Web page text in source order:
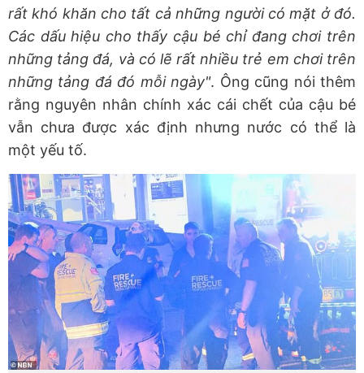
rất khó khăn cho tất cả những người có mặt ở đó.
Các dấu hiệu cho thấy cậu bé chỉ đang chơi trên
những tảng đá, và có lẽ rất nhiều trẻ em chơi trên
những tảng đá đó mỗi ngày". Ông cũng nói thêm
rằng nguyên nhân chính xác cái chết của cậu bé
vẫn chưa được xác định nhưng nước có thể là
một yếu tố.